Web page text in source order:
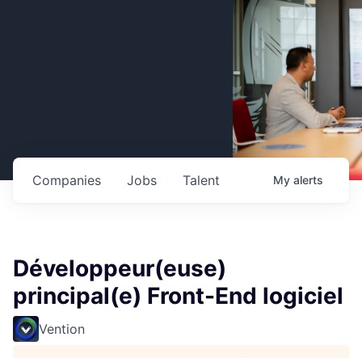
Jobs
Companies Talent My alerts
Développeur(euse)
principal(e) Front-End logiciel
Vention